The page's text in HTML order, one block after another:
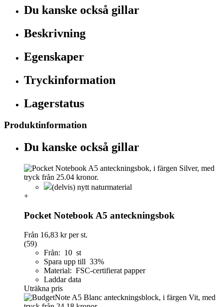
Du kanske också gillar
Beskrivning
Egenskaper
Tryckinformation
Lagerstatus
Produktinformation
Du kanske också gillar
(delvis) nytt naturmaterial
+
Pocket Notebook A5 anteckningsbok
Från 16,83 krper st.
(59)
Från: 10 st
Spara upp till 33%
Material: FSC-certifierat papper
Laddar data
Uträkna pris